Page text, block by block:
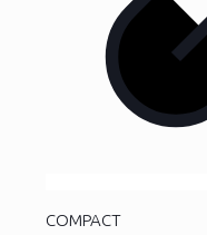
COMPACT